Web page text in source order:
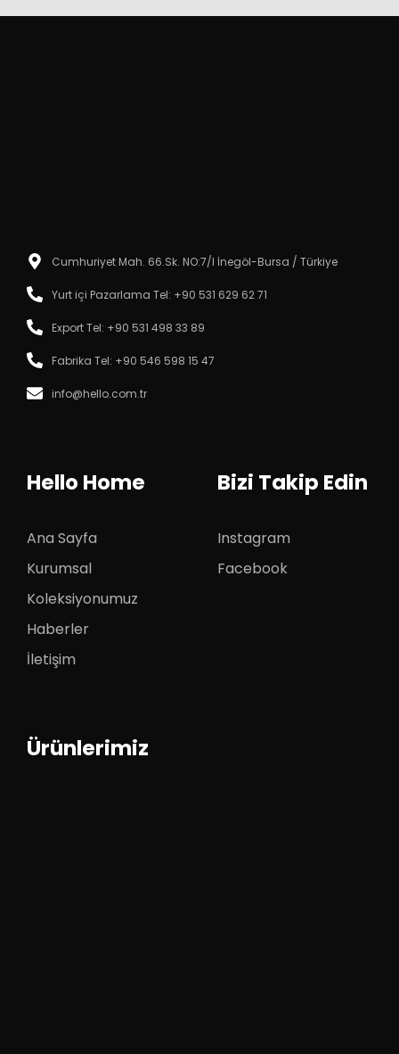
Cumhuriyet Mah. 66.Sk. NO:7/I İnegöl-Bursa / Türkiye
Yurt içi Pazarlama Tel: +90 531 629 62 71‬
Export Tel: +90 531 498 33 89‬
Fabrika Tel: +90 546 598 15 47
info@hello.com.tr
Hello Home
Ana Sayfa
Kurumsal
Koleksiyonumuz
Haberler
İletişim
Bizi Takip Edin
Instagram
Facebook
Ürünlerimiz